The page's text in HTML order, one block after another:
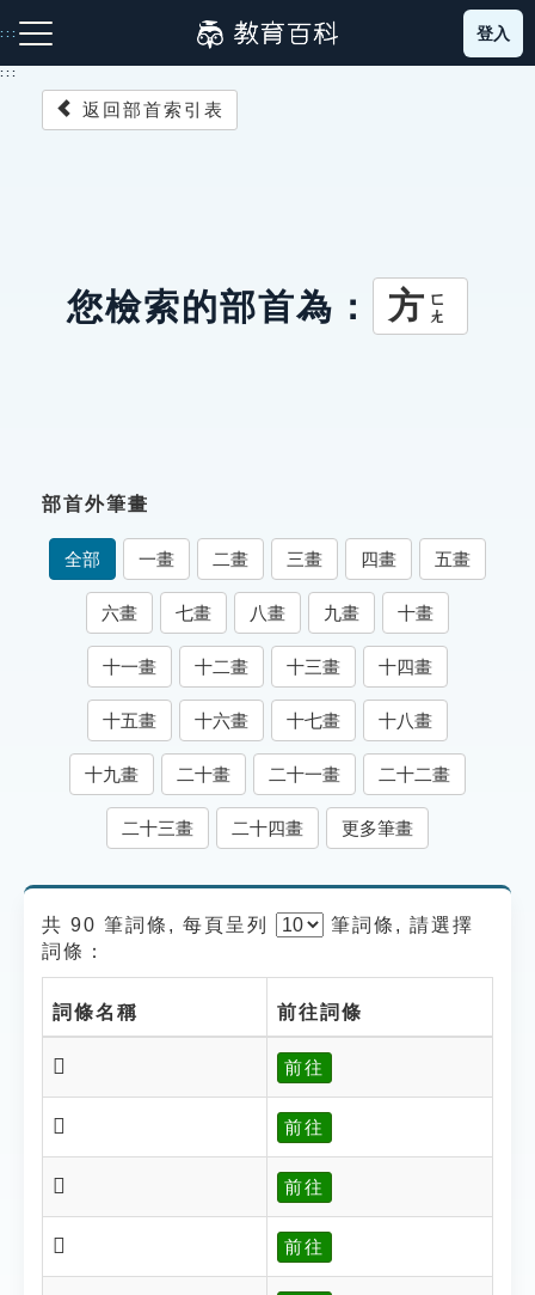
到
主
:::
成語故事
索引選單
知識索引
單字索引
生命大百科索引
遊戲專區
貓頭鷹博士
登入
:::
返回部首索引表
您檢索的部首為： 方 ㄈㄤ
部首外筆畫
全部 一畫 二畫 三畫 四畫 五畫
六畫 七畫 八畫 九畫 十畫
十一畫 十二畫 十三畫 十四畫
十五畫 十六畫 十七畫 十八畫
十九畫 二十畫 二十一畫 二十二畫
二十三畫 二十四畫 更多筆畫
共 90 筆詞條, 每頁呈列 筆詞條, 請選擇
詞條：
詞條名稱 前往詞條
𣄔 前往
𣄘 前往
𣄙 前往
𣄝 前往